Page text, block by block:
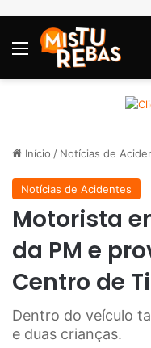
Menu
Início / Notícias de
Notícias de Acidentes
Motorista
da PM e
Centro de
Dentro do veículo
e duas crianças.